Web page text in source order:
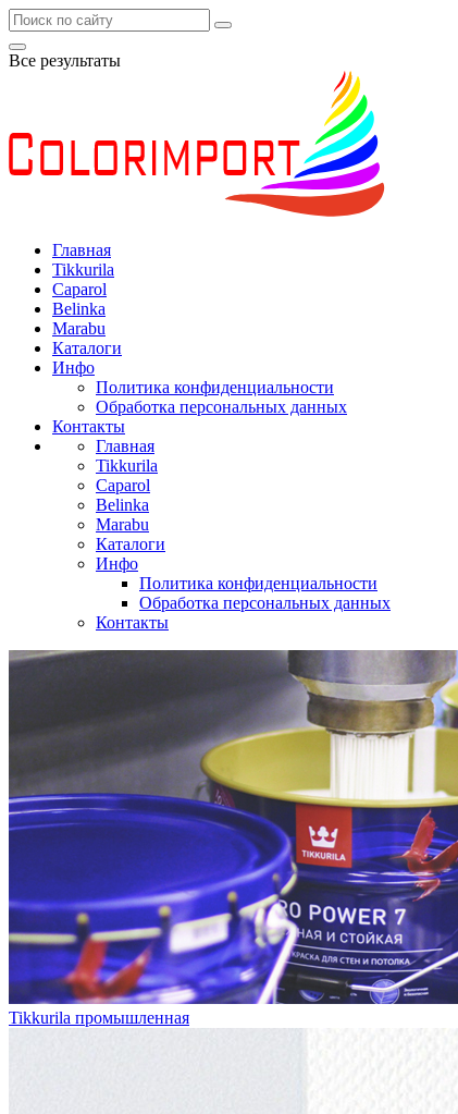
Все результаты
Главная
Tikkurila
Caparol
Belinka
Marabu
Каталоги
Инфо
Политика конфиденциальности
Обработка персональных данных
Контакты
Главная
Tikkurila
Caparol
Belinka
Marabu
Каталоги
Инфо
Политика конфиденциальности
Обработка персональных данных
Контакты
Tikkurila промышленная